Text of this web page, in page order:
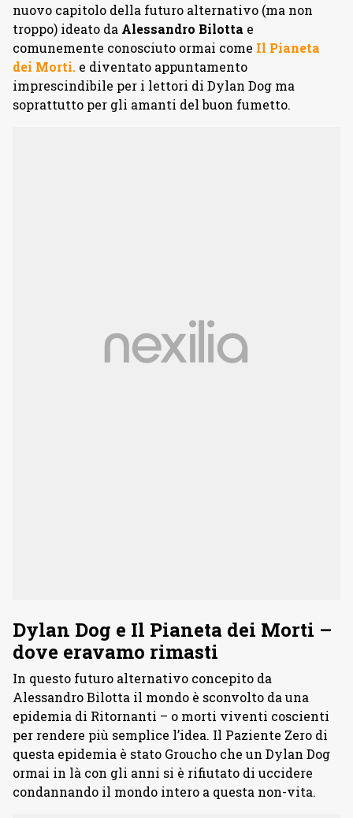
nuovo capitolo della futuro alternativo (ma non
troppo) ideato da Alessandro Bilotta e
comunemente conosciuto ormai come Il Pianeta
dei Morti. e diventato appuntamento
imprescindibile per i lettori di Dylan Dog ma
soprattutto per gli amanti del buon fumetto.
Dylan Dog e Il Pianeta dei Morti –
dove eravamo rimasti
In questo futuro alternativo concepito da
Alessandro Bilotta il mondo è sconvolto da una
epidemia di Ritornanti – o morti viventi coscienti
per rendere più semplice l’idea. Il Paziente Zero di
questa epidemia è stato Groucho che un Dylan Dog
ormai in là con gli anni si è rifiutato di uccidere
condannando il mondo intero a questa non-vita.